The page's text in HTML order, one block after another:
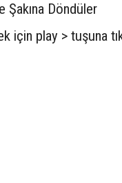
Şakına Döndüler
için play > tuşuna